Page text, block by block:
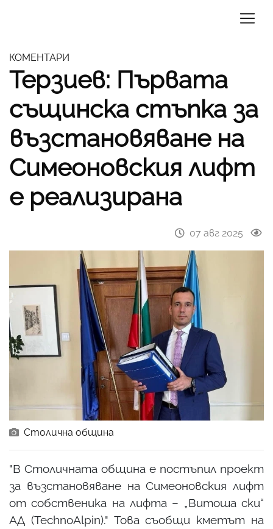
КОМЕНТАРИ
Терзиев: Първата
същинска стъпка за
възстановяване на
Симеоновския лифт
е реализирана
07 авг 2025
Столична община
"В Столичната община е постъпил проект
за възстановяване на Симеоновския лифт
от собственика на лифта – „Витоша ски“
АД (TechnoAlpin)." Това съобщи кметът на